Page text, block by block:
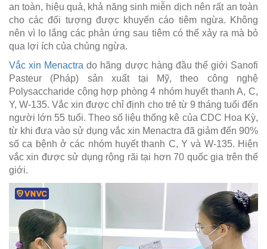
an toàn, hiệu quả, khả năng sinh miễn dịch nên rất an toàn
cho các đối tượng được khuyến cáo tiêm ngừa. Không
nên vì lo lắng các phản ứng sau tiêm có thể xảy ra mà bỏ
qua lợi ích của chủng ngừa.
Vắc xin Menactra do hãng dược hàng đầu thế giới Sanofi
Pasteur (Pháp) sản xuất tại Mỹ, theo công nghệ
Polysaccharide cộng hợp phòng 4 nhóm huyết thanh A, C,
Y, W-135. Vắc xin được chỉ định cho trẻ từ 9 tháng tuổi đến
người lớn 55 tuổi. Theo số liệu thống kê của CDC Hoa Kỳ,
từ khi đưa vào sử dụng vắc xin Menactra đã giảm đến 90%
số ca bệnh ở các nhóm huyết thanh C, Y và W-135. Hiện
vắc xin được sử dụng rộng rãi tại hơn 70 quốc gia trên thế
giới.